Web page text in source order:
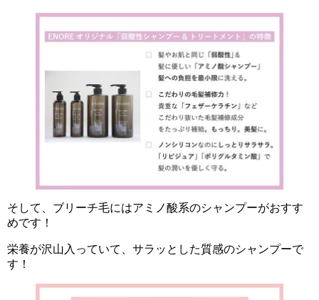
そして、ブリーチ毛にはアミノ酸系のシャンプーがおすす
めです！
栄養が沢山入っていて、サラッとした質感のシャンプーで
す！